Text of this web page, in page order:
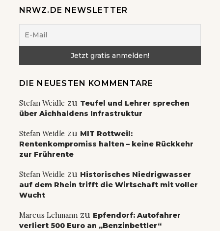
NRWZ.DE NEWSLETTER
DIE NEUESTEN KOMMENTARE
Stefan Weidle zu Teufel und Lehrer sprechen
über Aichhaldens Infrastruktur
Stefan Weidle zu MIT Rottweil:
Rentenkompromiss halten – keine Rückkehr
zur Frührente
Stefan Weidle zu Historisches Niedrigwasser
auf dem Rhein trifft die Wirtschaft mit voller
Wucht
Marcus Lehmann zu Epfendorf: Autofahrer
verliert 500 Euro an „Benzinbettler“